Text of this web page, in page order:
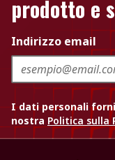
prodotto e
Indirizzo email
I dati personali
nostra Politica sulla